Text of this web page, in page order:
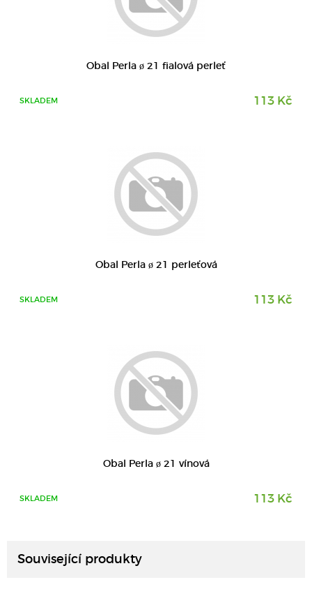
Obal Perla ø 21 fialová perleť
SKLADEM 113 Kč
Obal Perla ø 21 perleťová
SKLADEM 113 Kč
Obal Perla ø 21 vínová
SKLADEM 113 Kč
Související produkty